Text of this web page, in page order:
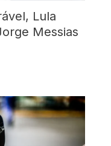
Lula
Messias